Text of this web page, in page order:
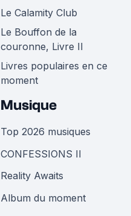
Le Calamity Club
Le Bouffon de la
couronne, Livre II
Livres populaires en ce
moment
Musique
Top 2026 musiques
CONFESSIONS II
Reality Awaits
Album du moment